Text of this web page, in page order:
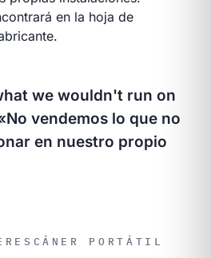
en la hoja de
we wouldn't run on
vendemos lo que no
en nuestro propio
ESCÁNER PORTÁTIL